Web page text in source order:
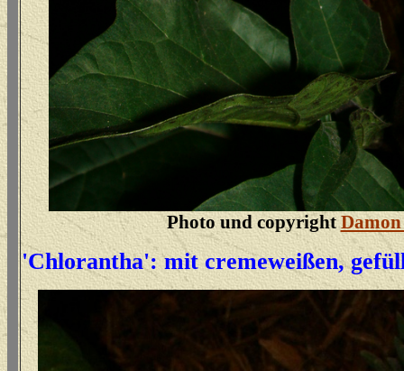
Photo und copyright
'Chlorantha': mit cremeweißen,